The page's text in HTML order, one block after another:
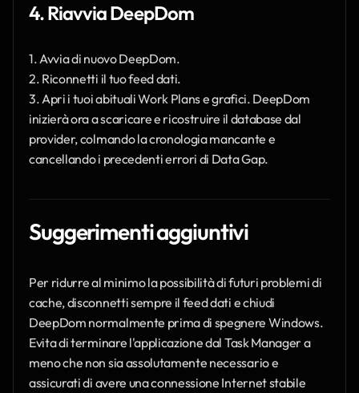
4. Riavvia DeepDom
1. Avvia di nuovo DeepDom.
2. Riconnetti il tuo feed dati.
3. Apri i tuoi abituali Work Plans e grafici. DeepDom
inizierà ora a scaricare e ricostruire il database dal
provider, colmando la cronologia mancante e
cancellando i precedenti errori di Data Gap.
Suggerimenti aggiuntivi
Per ridurre al minimo la possibilità di futuri problemi di
cache, disconnetti sempre il feed dati e chiudi
DeepDom normalmente prima di spegnere Windows.
Evita di terminare l'applicazione dal Task Manager a
meno che non sia assolutamente necessario e
assicurati di avere una connessione Internet stabile